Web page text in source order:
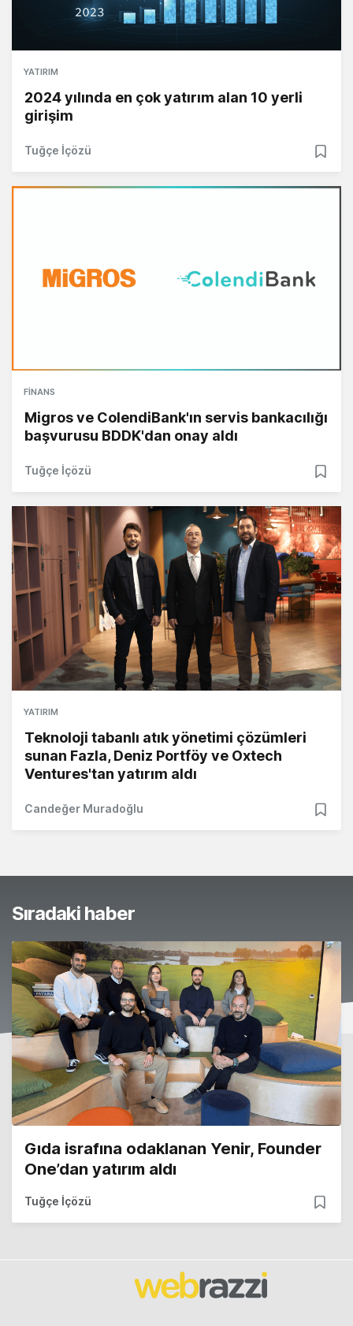
YATIRIM
2024 yılında en çok yatırım alan 10 yerli
girişim
Tuğçe İçözü
FINANS
Migros ve ColendiBank'ın servis bankacılığı
başvurusu BDDK'dan onay aldı
Tuğçe İçözü
YATIRIM
Teknoloji tabanlı atık yönetimi çözümleri
sunan Fazla, Deniz Portföy ve Oxtech
Ventures'tan yatırım aldı
Candeğer Muradoğlu
Sıradaki haber
Gıda israfına odaklanan Yenir, Founder
One’dan yatırım aldı
Tuğçe İçözü